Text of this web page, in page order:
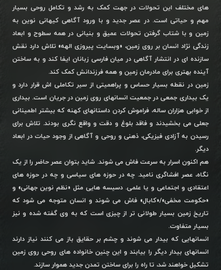
های مختلف این تحولات در جهت کمک به رشد و تکامل روحی بسیار
مهم و حیاتی است. در عصر جدید و با ورود آگاهی کیهانی نوین به
زمین و با شتاب گرفتن تحولات عمیق و بنیانی در همه سطوح و ابعاد
زندگی نژاد انسان بر روی زمین، «وبسایت پیروزی الهه» تلاش دارد نقش
سازنده ای در انتشار آگاهی در میان فارسی زبانان ایفا کند و به ساختن
آینده بهتری برای مادرمان زمین و همه فرزندانش کمک کند.
زمین در نقطه بسیار حساس و پراهمیتی از سیر تکاملی اش قرار دارد و
یک بیداری جمعی در جمعیت انسانهای روی زمین در جریان است. بیداری
از خوابی هزاران ساله، فراموش کردن داستانهای کهنه که بیشتر اطمینانی
جعلی می بخشیدند و فاقد بلوغ و دقت و واقع نگری بودند. تلاش برای
رسیدن به آزادی فیزیکی، ذهنی و روحی و آگاهی از وجود حیات در ابعاد
دیگر.
هم اکنون اسرار به سرعت فاش می شوند. شاید بتوان عصر حاضر را از یک
نگاه، عصر افشاگری نامید. چه در حوزه های سیاسی و چه در حوزه های
اعتقادی و اجتماعی و یا علمی. دسیسه هایی مثل «نظم نوین جهانی» و
«حکومت مخفی»/«کابال» فاش می شوند و انسان متوجه می شود که
تاریخ زمین بسیار طولانی تر از چیزی است که به وی گفته شده و نیز
بسیار متفاوت.
انسانهایی که بیدار می شوند و چشم بر حقایق باز می کنند نیاز دارند
انسانهای بیدار دیگر را بیابند و این چنین خانواده های روحی روی زمین
تشکیل خواهند شد، تا راه را برای ساختن تمدن جدید هموار سازند.